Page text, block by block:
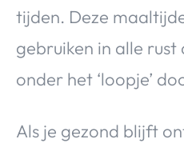
tijden. Deze
gebruiken in alle
onder het ‘loopje’
Als je gezond blijft